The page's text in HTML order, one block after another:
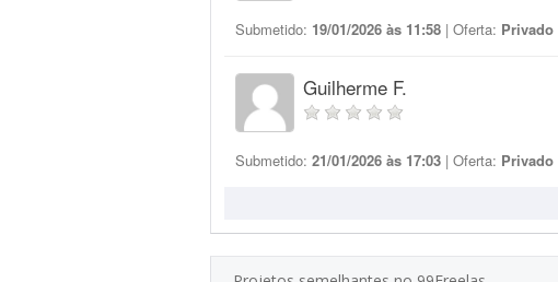
Submetido: 19/01/2026 às 11:58 | Oferta: Privado
Guilherme F.
Submetido: 21/01/2026 às 17:03 | Oferta: Privado